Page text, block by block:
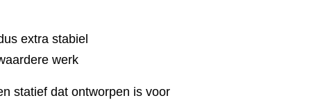
extra stabiel
werk
statief dat ontworpen is voor